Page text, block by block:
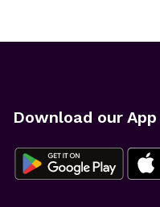
Download our App